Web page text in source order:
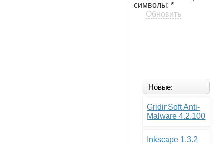
символы:*
Обновить
Новые:
GridinSoft Anti-
Malware 4.2.100
Inkscape 1.3.2